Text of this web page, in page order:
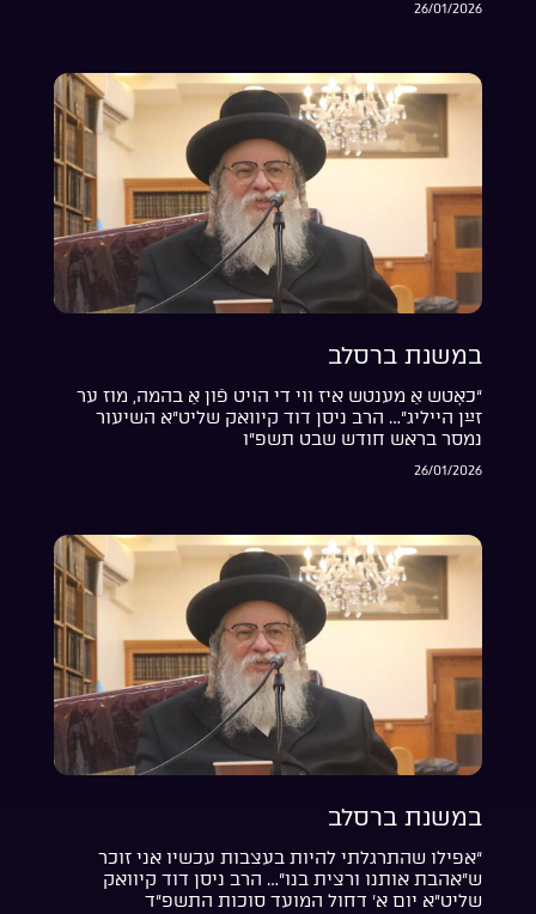
26/01/2026
במשנת ברסלב
“כאָטש אַ מענטש איז ווי די הויט פֿון אַ בהמה, מוז ער
זײַן הייליג”… הרב ניסן דוד קיוואק שליט”א השיעור
נמסר בראש חודש שבט תשפ”ו
26/01/2026
במשנת ברסלב
“אפילו שהתרגלתי להיות בעצבות עכשיו אני זוכר
ש”אהבת אותנו ורצית בנו”… הרב ניסן דוד קיוואק
שליט”א יום א’ דחול המועד סוכות התשפ”ד